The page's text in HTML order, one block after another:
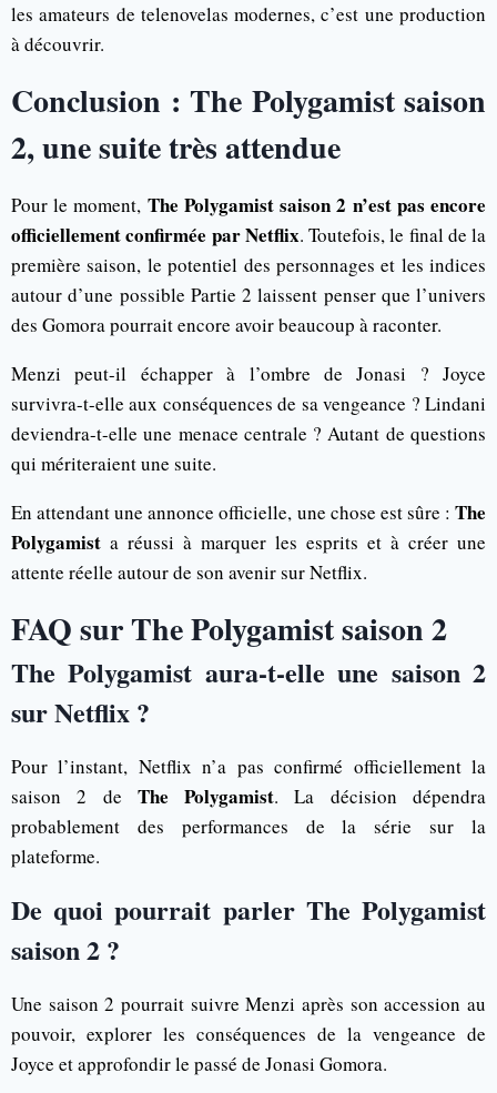
les amateurs de telenovelas modernes, c’est une production
à découvrir.
Conclusion : The Polygamist saison
2, une suite très attendue
Pour le moment, The Polygamist saison 2 n’est pas encore
officiellement confirmée par Netflix. Toutefois, le final de la
première saison, le potentiel des personnages et les indices
autour d’une possible Partie 2 laissent penser que l’univers
des Gomora pourrait encore avoir beaucoup à raconter.
Menzi peut-il échapper à l’ombre de Jonasi ? Joyce
survivra-t-elle aux conséquences de sa vengeance ? Lindani
deviendra-t-elle une menace centrale ? Autant de questions
qui mériteraient une suite.
En attendant une annonce officielle, une chose est sûre : The
Polygamist a réussi à marquer les esprits et à créer une
attente réelle autour de son avenir sur Netflix.
FAQ sur The Polygamist saison 2
The Polygamist aura-t-elle une saison 2
sur Netflix ?
Pour l’instant, Netflix n’a pas confirmé officiellement la
saison 2 de The Polygamist. La décision dépendra
probablement des performances de la série sur la
plateforme.
De quoi pourrait parler The Polygamist
saison 2 ?
Une saison 2 pourrait suivre Menzi après son accession au
pouvoir, explorer les conséquences de la vengeance de
Joyce et approfondir le passé de Jonasi Gomora.